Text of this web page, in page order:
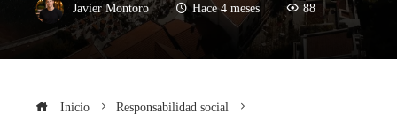
Javier Montoro Hace 4 meses 88
Inicio
Responsabilidad social